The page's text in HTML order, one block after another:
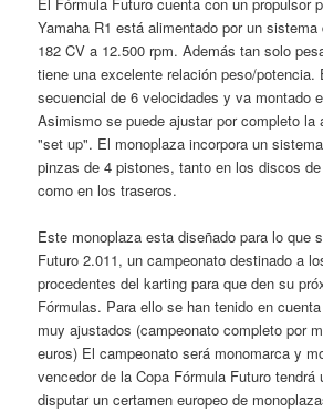
Yamaha R1 está alimentado por un
182 CV a 12.500 rpm. Además tan solo
tiene una excelente relación peso/potencia.
secuencial de 6 velocidades y va montado
Asimismo se puede ajustar por completo la
"set up". El monoplaza incorpora un
pinzas de 4 pistones, tanto en los discos
como en los traseros.
Este monoplaza esta diseñado para lo que
Futuro 2.011, un campeonato destinado a
procedentes del karting para que den su
Fórmulas. Para ello se han tenido en
muy ajustados (campeonato completo por
euros) El campeonato será monomarca y
vencedor de la Copa Fórmula Futuro tendrá
disputar un certamen europeo de